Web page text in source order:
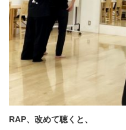
RAP、改めて聴くと、